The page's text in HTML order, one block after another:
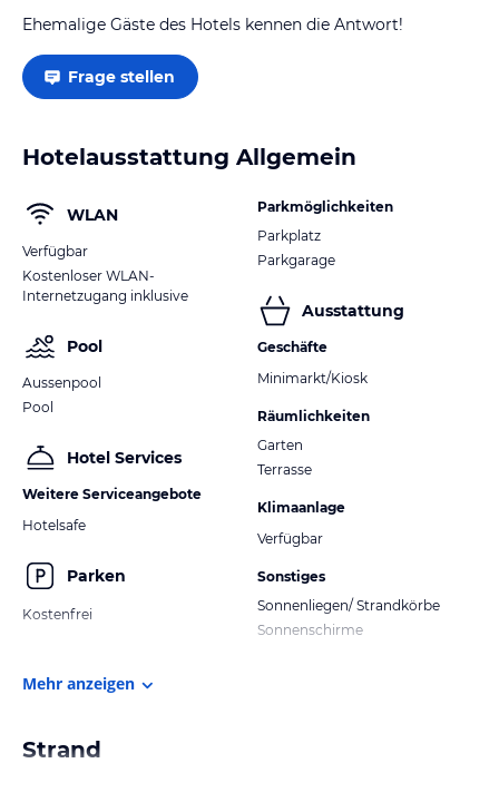
Ehemalige Gäste des Hotels kennen die Antwort!
Frage stellen
Hotelausstattung Allgemein
WLAN
Verfügbar
Kostenloser WLAN-
Internetzugang inklusive
Pool
Aussenpool
Pool
Hotel Services
Weitere Serviceangebote
Hotelsafe
Parken
Kostenfrei
Parkmöglichkeiten
Parkplatz
Parkgarage
Ausstattung
Geschäfte
Minimarkt/Kiosk
Räumlichkeiten
Garten
Terrasse
Klimaanlage
Verfügbar
Sonstiges
Sonnenliegen/ Strandkörbe
Sonnenschirme
Mehr anzeigen
Strand